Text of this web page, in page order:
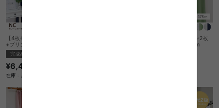
【4枚セット】NC ドレープカーテン2枚
+プリントレース2枚 100cm×200cm
完成品
¥6,460
在庫：△
【4枚セット】NC ドレープカーテン2枚
+プリントレース2枚 100cm×178cm